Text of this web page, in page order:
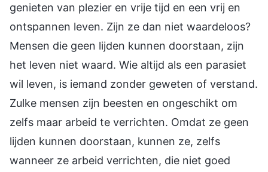
genieten van plezier en vrije tijd en een vrij en
ontspannen leven. Zijn ze dan niet waardeloos?
Mensen die geen lijden kunnen doorstaan, zijn
het leven niet waard. Wie altijd als een parasiet
wil leven, is iemand zonder geweten of verstand.
Zulke mensen zijn beesten en ongeschikt om
zelfs maar arbeid te verrichten. Omdat ze geen
lijden kunnen doorstaan, kunnen ze, zelfs
wanneer ze arbeid verrichten, die niet goed